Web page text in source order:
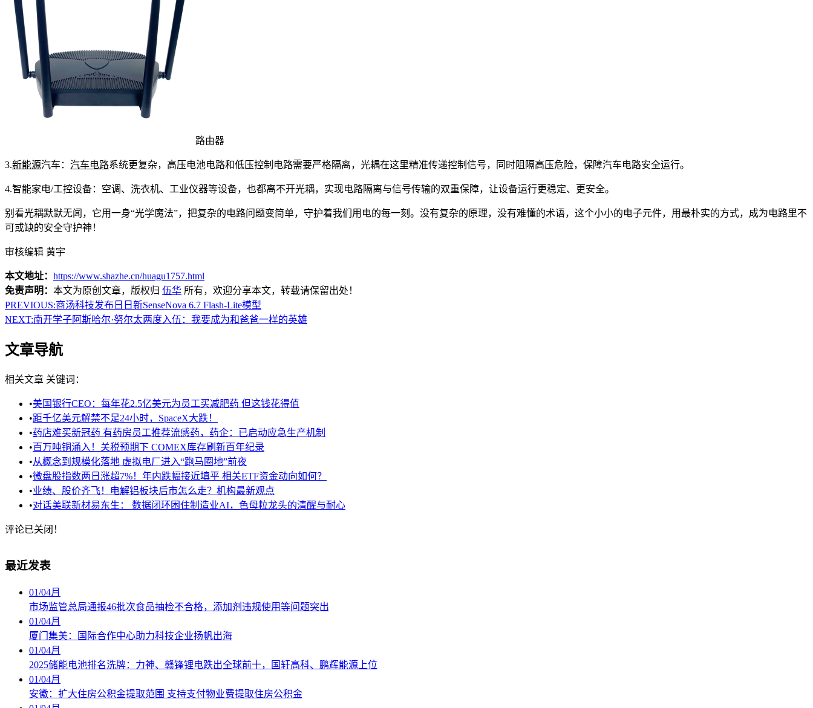
路由器
3.新能源汽车： 汽车电路系统更复杂，高压电池电路和低压控制电路需要严格隔离，光耦在这里精准传递控制信号，同时阻隔高压危险，保障汽车电路安全运行。
4.智能家电/工控设备：空调、洗衣机、工业仪器等设备，也都离不开光耦，实现电路隔离与信号传输的双重保障，让设备运行更稳定、更安全。
别看光耦默默无闻，它用一身“光学魔法”，把复杂的电路问题变简单，守护着我们用电的每一刻。没有复杂的原理，没有难懂的术语，这个小小的电子元件，用最朴实的方式，成为电路里不
可或缺的安全守护神！
审核编辑 黄宇
本文地址： https://www.shazhe.cn/huagu1757.html
免责声明： 本文为原创文章，版权归 伍华 所有，欢迎分享本文，转载请保留出处！
PREVIOUS:商汤科技发布日日新SenseNova 6.7 Flash-Lite模型
NEXT:南开学子阿斯哈尔·努尔太两度入伍：我要成为和爸爸一样的英雄
文章导航
相关文章 关键词：
•美国银行CEO：每年花2.5亿美元为员工买减肥药 但这钱花得值
•距千亿美元解禁不足24小时，SpaceX大跌！
•药店难买新冠药 有药房员工推荐流感药，药企：已启动应急生产机制
•百万吨铜涌入！关税预期下 COMEX库存刷新百年纪录
•从概念到规模化落地 虚拟电厂进入“跑马圈地”前夜
•微盘股指数两日涨超7%！年内跌幅接近填平 相关ETF资金动向如何？
•业绩、股价齐飞！电解铝板块后市怎么走？机构最新观点
•对话美联新材易东生： 数据闭环困住制造业AI，色母粒龙头的清醒与耐心
评论已关闭！
最近发表
01/04月
市场监管总局通报46批次食品抽检不合格，添加剂违规使用等问题突出
01/04月
厦门集美：国际合作中心助力科技企业扬帆出海
01/04月
2025储能电池排名洗牌：力神、赣锋锂电跌出全球前十，国轩高科、鹏辉能源上位
01/04月
安徽：扩大住房公积金提取范围 支持支付物业费提取住房公积金